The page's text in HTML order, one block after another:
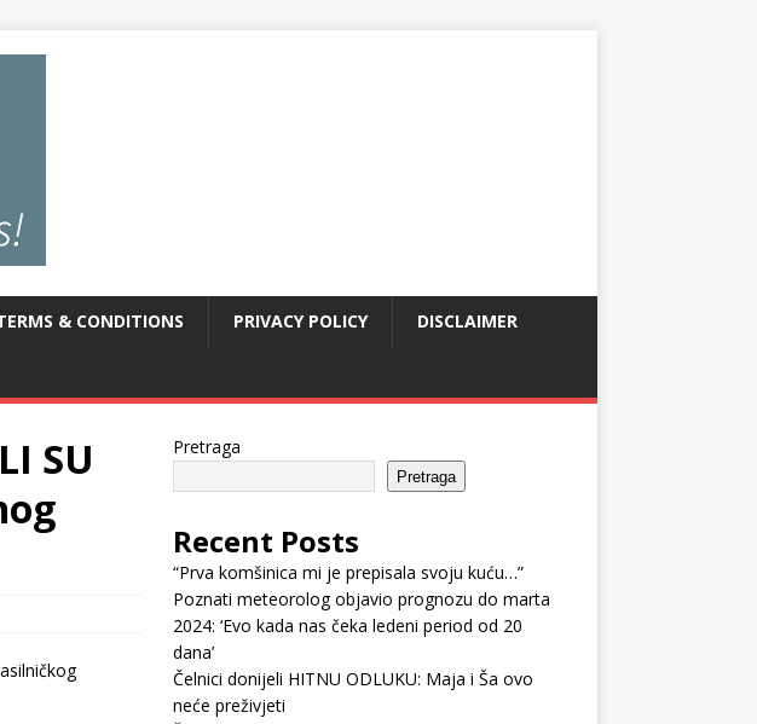
& CONDITIONS PRIVACY POLICY DISCLAIMER
SU
Pretraga
Pretraga
Recent Posts
“Prva komšinica mi je prepisala svoju kuću…”
Poznati meteorolog objavio prognozu do marta
2024: ‘Evo kada nas čeka ledeni period od 20
dana’
Čelnici donijeli HITNU ODLUKU: Maja i Ša ovo
neće preživjeti